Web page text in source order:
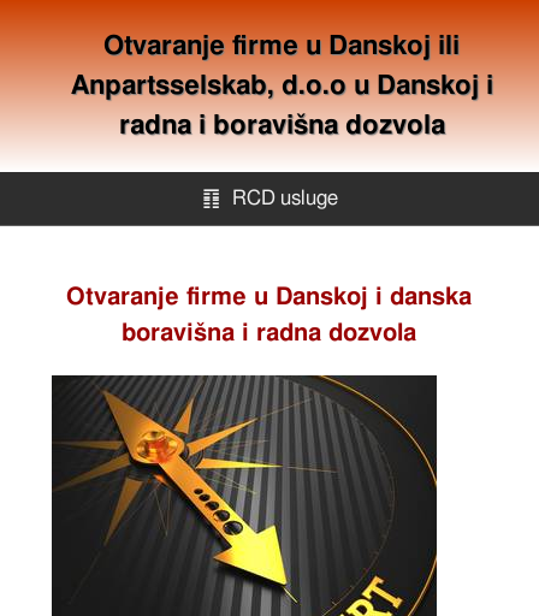
Otvaranje firme u Danskoj ili
Anpartsselskab, d.o.o u Danskoj i
radna i boravišna dozvola
䷖ RCD usluge
Offshore kompanije
Mapa stranica
Kontakt
Otvaranje firme u Danskoj i danska
boravišna i radna dozvola